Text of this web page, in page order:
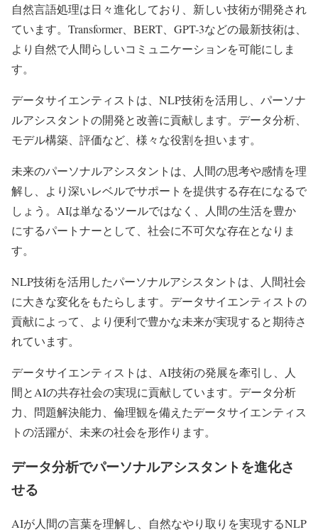
自然言語処理は日々進化しており、新しい技術が開発され
ています。Transformer、BERT、GPT-3などの最新技術は、
より自然で人間らしいコミュニケーションを可能にしま
す。
データサイエンティストは、NLP技術を活用し、パーソナ
ルアシスタントの開発と改善に貢献します。データ分析、
モデル構築、評価など、様々な役割を担います。
未来のパーソナルアシスタントは、人間の思考や感情を理
解し、より深いレベルでサポートを提供する存在になるで
しょう。AIは単なるツールではなく、人間の生活を豊か
にするパートナーとして、社会に不可欠な存在となりま
す。
NLP技術を活用したパーソナルアシスタントは、人間社会
に大きな変化をもたらします。データサイエンティストの
貢献によって、より便利で豊かな未来が実現すると期待さ
れています。
データサイエンティストは、AI技術の発展を牽引し、人
間とAIの共存社会の実現に貢献しています。データ分析
力、問題解決能力、倫理観を備えたデータサイエンティス
トの活躍が、未来の社会を形作ります。
データ分析でパーソナルアシスタントを進化さ
せる
AIが人間の言葉を理解し、自然なやり取りを実現するNLP